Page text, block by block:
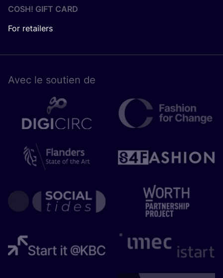
COSH! GIFT CARD
For retailers
Avec le sou­tien de